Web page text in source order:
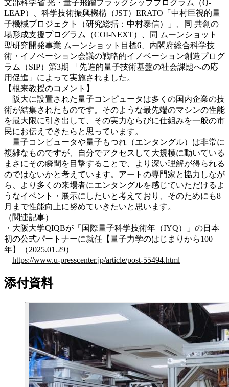
文部科学省 光・量子飛躍フラッグシッププログラム（Q-
LEAP）、科学技術振興機構（JST）ERATO「中村巨視的量
子機械プロジェクト（研究総括：中村泰信）」、同 共創の
場形成支援プログラム（COI-NEXT）、同 ムーンショット
型研究開発事業 ムーンショット目標6、内閣府総合科学技
術・イノベーション会議の戦略的イノベーション創造プログ
ラム（SIP）第3期 「先進的量子技術基盤の社会課題への応
用促進」によって実施されました。
【根来教授のコメント】
阪大に設置された量子コンピュータは多くの国内企業の技
術が結集されたものです。そのような最先端のマシンの性能
を最大限に引き出して、その実力ならびに仕組みを一般の市
民にお伝えできたらと思っています。
量子コンピュータや量子もつれ（エンタングル）は非常に
複雑なものですが、自分でアクセスして大規模に動いている
まさにその瞬間を目撃することで、より深い理解が得られる
のではないかと考えています。アートの専門家と協力しなが
ら、より多くの来場者にエンタングルを感じていただけるよ
うなイベント・展示にしたいと考えており、そのためにも8
月まで性能向上に努めていきたいと思います。
（関連記事）
・大阪大学QIQBが「国際量子科学技術年（IYQ）」の日本
初の公式パートナーに就任【量子力学のはじまりから100
年】（2025.01.29）
https://www.u-presscenter.jp/article/post-55494.html
添付資料